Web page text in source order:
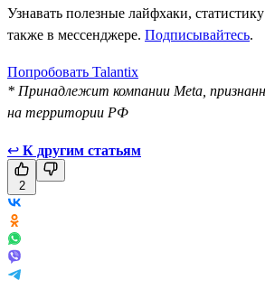
Узнавать полезные лайфхаки,
также в мессенджере. Подписывайтесь.
Попробовать Talantix
* Принадлежит компании Meta,
на территории РФ
↩ К другим статьям
2